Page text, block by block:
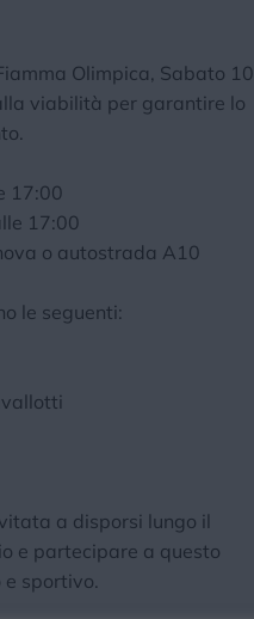
Olimpica, Sabato 10
viabilità per garantire lo
17:00
17:00
o autostrada A10
le seguenti:
a disporsi lungo il
e partecipare a questo
sportivo.